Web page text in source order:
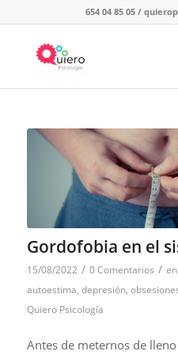
654 04 85 05 /
Gordofobia en el
15/08/2022 / 0 Comentarios / en
autoestima, depresión,
Quiero Psicología
Antes de meternos de